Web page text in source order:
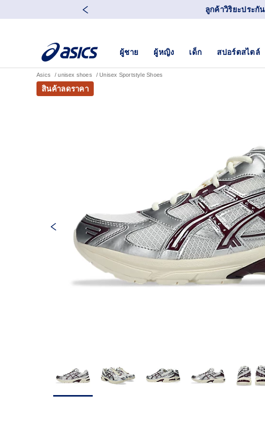
ลูกค้าวิริยะประกั
ผู้ชาย ผู้หญิง เด็ก สปอร์ตสไตล์
Asics unisex shoes Unisex Sportstyle Shoes
สินค้าลดราคา